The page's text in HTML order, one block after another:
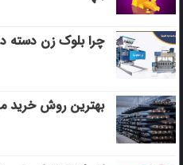
چرا بلوک زن دسته
بهترین روش خرید